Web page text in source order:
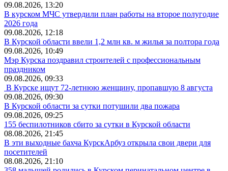
09.08.2026, 13:20
В курском МЧС утвердили план работы на второе полугодие
2026 года
09.08.2026, 12:18
В Курской области ввели 1,2 млн кв. м жилья за полтора года
09.08.2026, 10:49
Мэр Курска поздравил строителей с профессиональным
праздником
09.08.2026, 09:33
В Курске ищут 72-летнюю женщину, пропавшую 8 августа
09.08.2026, 09:30
В Курской области за сутки потушили два пожара
09.08.2026, 09:25
155 беспилотников сбито за сутки в Курской области
08.08.2026, 21:45
В эти выходные бахча КурскАрбуз открыла свои двери для
посетителей
08.08.2026, 21:10